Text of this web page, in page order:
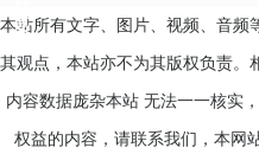
要
本站所有文字、图片、视频、音频
其观点，本站亦不为其版权负责。
内容数据庞杂本站 无法一一核实
权益的内容，请联系我们，本网